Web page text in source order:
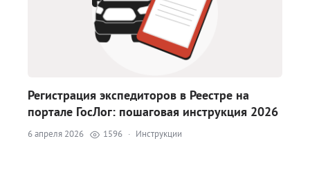
Регистрация экспедиторов в Реестре на
портале ГосЛог: пошаговая инструкция 2026
6 апреля 2026 1596 · Инструкции